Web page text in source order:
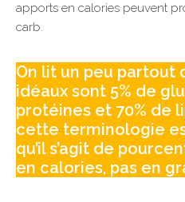
apports en calories peuvent
carb.
On lit un peu partout
idéaux sont 5% de
protéines et 70% de
cette terminologie
qu’il s’agit de
en calories, pas en